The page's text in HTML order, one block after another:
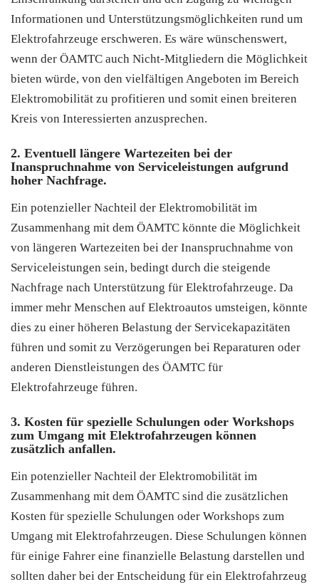
Informationen und Unterstützungsmöglichkeiten rund um
Elektrofahrzeuge erschweren. Es wäre wünschenswert,
wenn der ÖAMTC auch Nicht-Mitgliedern die Möglichkeit
bieten würde, von den vielfältigen Angeboten im Bereich
Elektromobilität zu profitieren und somit einen breiteren
Kreis von Interessierten anzusprechen.
2. Eventuell längere Wartezeiten bei der
Inanspruchnahme von Serviceleistungen aufgrund
hoher Nachfrage.
Ein potenzieller Nachteil der Elektromobilität im
Zusammenhang mit dem ÖAMTC könnte die Möglichkeit
von längeren Wartezeiten bei der Inanspruchnahme von
Serviceleistungen sein, bedingt durch die steigende
Nachfrage nach Unterstützung für Elektrofahrzeuge. Da
immer mehr Menschen auf Elektroautos umsteigen, könnte
dies zu einer höheren Belastung der Servicekapazitäten
führen und somit zu Verzögerungen bei Reparaturen oder
anderen Dienstleistungen des ÖAMTC für
Elektrofahrzeuge führen.
3. Kosten für spezielle Schulungen oder Workshops
zum Umgang mit Elektrofahrzeugen können
zusätzlich anfallen.
Ein potenzieller Nachteil der Elektromobilität im
Zusammenhang mit dem ÖAMTC sind die zusätzlichen
Kosten für spezielle Schulungen oder Workshops zum
Umgang mit Elektrofahrzeugen. Diese Schulungen können
für einige Fahrer eine finanzielle Belastung darstellen und
sollten daher bei der Entscheidung für ein Elektrofahrzeug